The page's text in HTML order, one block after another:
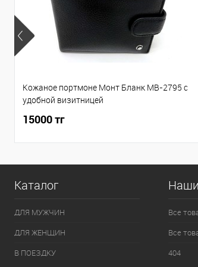
Кожаное портмоне Монт Бланк MB-2795 c
удобной визитницей
15000 тг
Каталог
ДЛЯ МУЖЧИН
ДЛЯ ЖЕНЩИН
В ПОЕЗДКУ
Все
Все
404